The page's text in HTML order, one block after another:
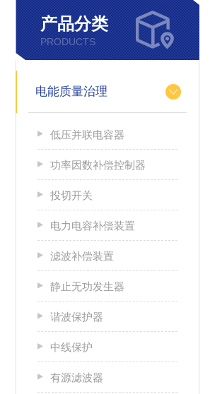
产品分类
PRODUCTS
电能质量治理
低压并联电容器
功率因数补偿控制器
投切开关
电力电容补偿装置
滤波补偿装置
静止无功发生器
谐波保护器
中线保护
有源滤波器